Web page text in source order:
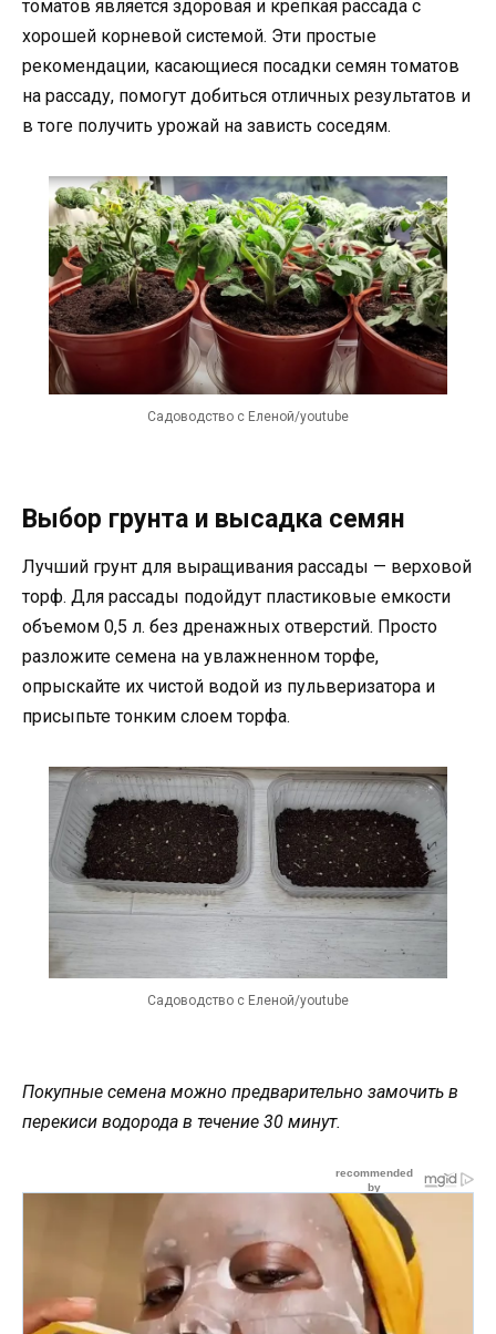
томатов является здоровая и крепкая рассада с
хорошей корневой системой. Эти простые
рекомендации, касающиеся посадки семян томатов
на рассаду, помогут добиться отличных результатов и
в тоге получить урожай на зависть соседям.
Садоводство с Еленой/youtube
Выбор грунта и высадка семян
Лучший грунт для выращивания рассады — верховой
торф. Для рассады подойдут пластиковые емкости
объемом 0,5 л. без дренажных отверстий. Просто
разложите семена на увлажненном торфе,
опрыскайте их чистой водой из пульверизатора и
присыпьте тонким слоем торфа.
Садоводство с Еленой/youtube
Покупные семена можно предварительно замочить в
перекиси водорода в течение 30 минут.